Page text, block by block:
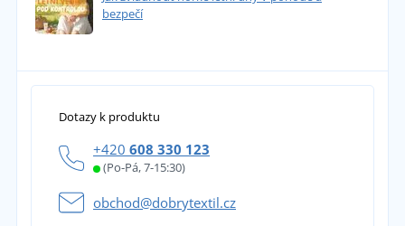
bezpečí
Dotazy k produktu
+420 608 330 123
(Po-Pá, 7-15:30)
obchod@dobrytextil.cz